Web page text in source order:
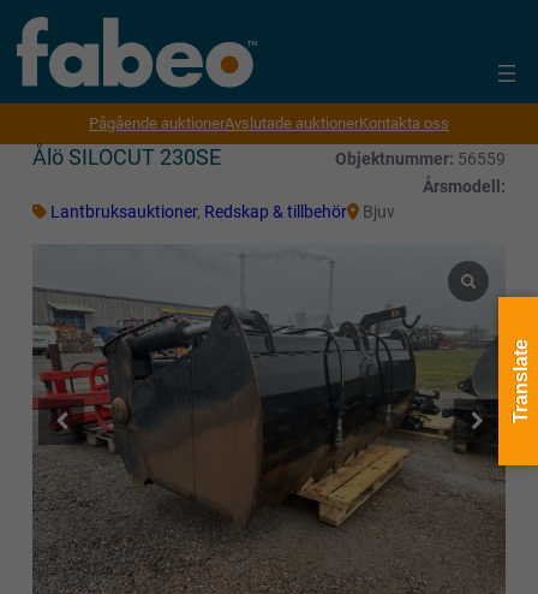
Pågående auktionerAvslutade auktionerKontakta oss
Ålö SILOCUT 230SE Objektnummer: 56559
Årsmodell:
Lantbruksauktioner, Redskap & tillbehör Bjuv
Translate